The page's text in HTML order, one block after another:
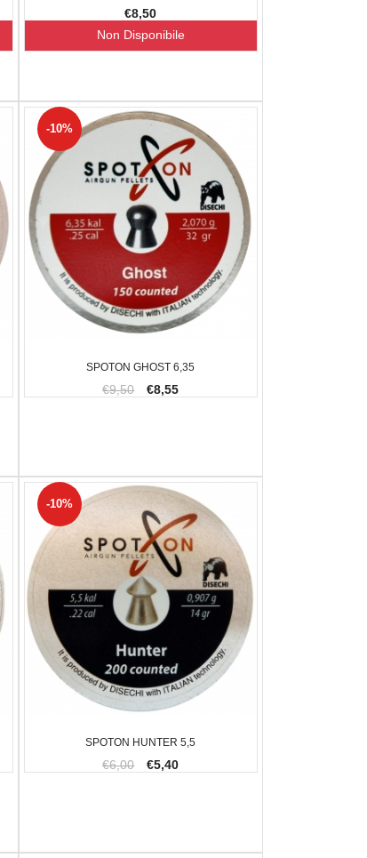
€8,50
Non Disponibile
SPOTON GHOST 6,35
€9,50 €8,55
-10%
SPOTON HUNTER 5,5
€6,00 €5,40
-10%